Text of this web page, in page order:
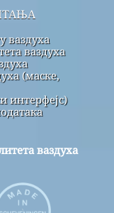
ваздуха
ваздуха
(маске,
интерфејс)
ваздуха